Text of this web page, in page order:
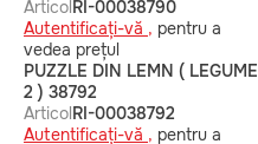
ArticolRI-00038790
Autentificați-vă , pentru a
vedea prețul
PUZZLE DIN LEMN ( LEGUME
2 ) 38792
ArticolRI-00038792
Autentificați-vă , pentru a